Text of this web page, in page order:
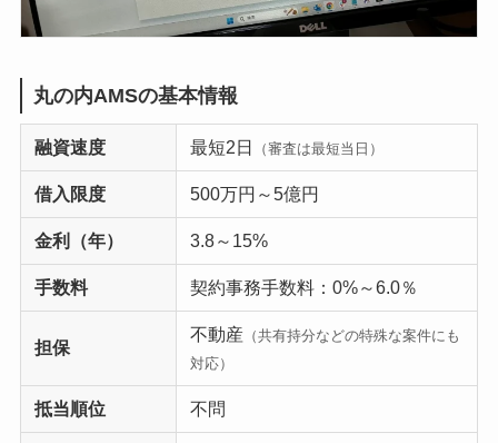
丸の内AMSの基本情報
融資速度 最短2日 （審査は最短当日）
借入限度 500万円～5億円
金利（年） 3.8～15%
手数料 契約事務手数料：0%～6.0％
担保
不動産 （共有持分などの特殊な案件にも
対応）
抵当順位 不問